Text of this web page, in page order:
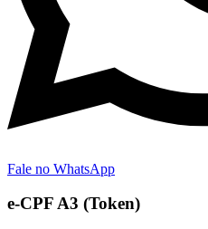
Fale no WhatsApp
e-CPF A3 (Token)